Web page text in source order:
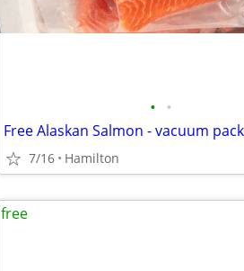
• •
Free Alaskan Salmon - vacuum
7/16 Hamilton
free